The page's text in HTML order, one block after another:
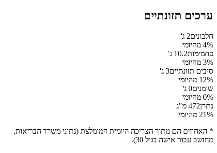
ערכים תזונתיים
חלבונים2 ג'
4% מהיומי
פחמימות10.2 ג'
3% מהיומי
סיבים תזונתיים3 ג'
12% מהיומי
שומנים0 ג'
0% מהיומי
נתרן472 מ"ג
21% מהיומי
* האחוזים הם מתוך הצריכה היומית המומלצת (נתוני משרד הבריאות,
מחושב עבור אישה בגיל 30).